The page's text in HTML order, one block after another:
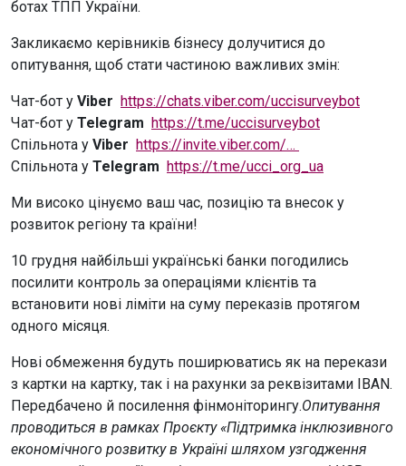
ботах ТПП України.
Закликаємо керівників бізнесу долучитися до
опитування, щоб стати частиною важливих змін:
Чат-бот у Viber https://chats.viber.com/uccisurveybot
Чат-бот у Telegram https://t.me/uccisurveybot
Спільнота у Viber https://invite.viber.com/…
Спільнота у Telegram https://t.me/ucci_org_ua
Ми високо цінуємо ваш час, позицію та внесок у
розвиток регіону та країни!
10 грудня найбільші українські банки погодились
посилити контроль за операціями клієнтів та
встановити нові ліміти на суму переказів протягом
одного місяця.
Нові обмеження будуть поширюватись як на перекази
з картки на картку, так і на рахунки за реквізитами IBAN.
Передбачено й посилення фінмоніторингу.Опитування
проводиться в рамках Проєкту «Підтримка інклюзивного
економічного розвитку в Україні шляхом узгодження